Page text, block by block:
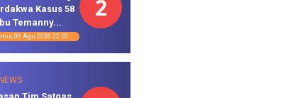
Kasus 58
Temanny...
06 Agu 2026 22:53
2